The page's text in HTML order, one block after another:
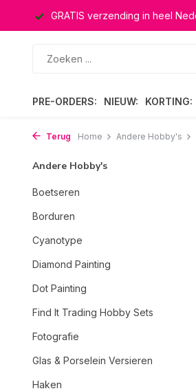
Altijd een leuke verrassing
PRE-ORDERS: NIEUW: KORTING:
Terug Home Andere Hobby's
Andere Hobby's
Boetseren
Borduren
Cyanotype
Diamond Painting
Dot Painting
Find It Trading Hobby Sets
Fotografie
Glas & Porselein Versieren
Haken